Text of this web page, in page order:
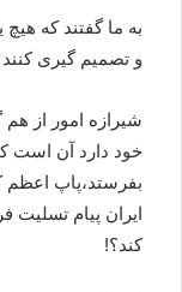
به ما گفتند که هیچ
و تصمیم گیری
شیرازه امور از
خود دارد آن است
بفرستد،پاپ اعظم
ایران پیام تسلیت
کند؟!